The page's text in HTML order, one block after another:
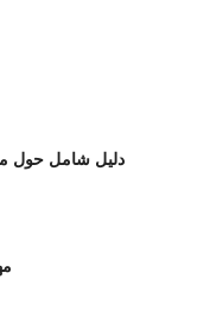
دليل شامل حول